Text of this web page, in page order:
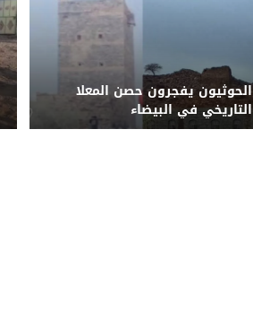
الحوثيون يفجرون حصن المعلا
التاريخي في البيضاء